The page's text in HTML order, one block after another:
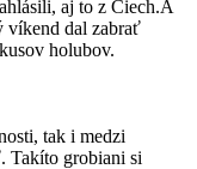
aj to z Čiech.A
víkend dal zabrať
holubov.
tak i medzi
Takíto grobiani si